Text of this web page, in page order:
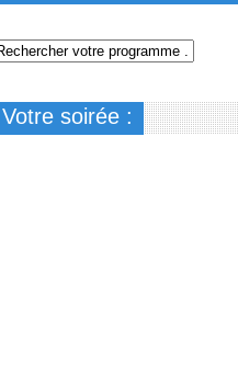
Votre soirée :